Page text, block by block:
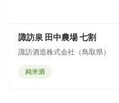
諏訪泉 田中農場 七割
諏訪酒造株式会社（鳥取県）
純米酒